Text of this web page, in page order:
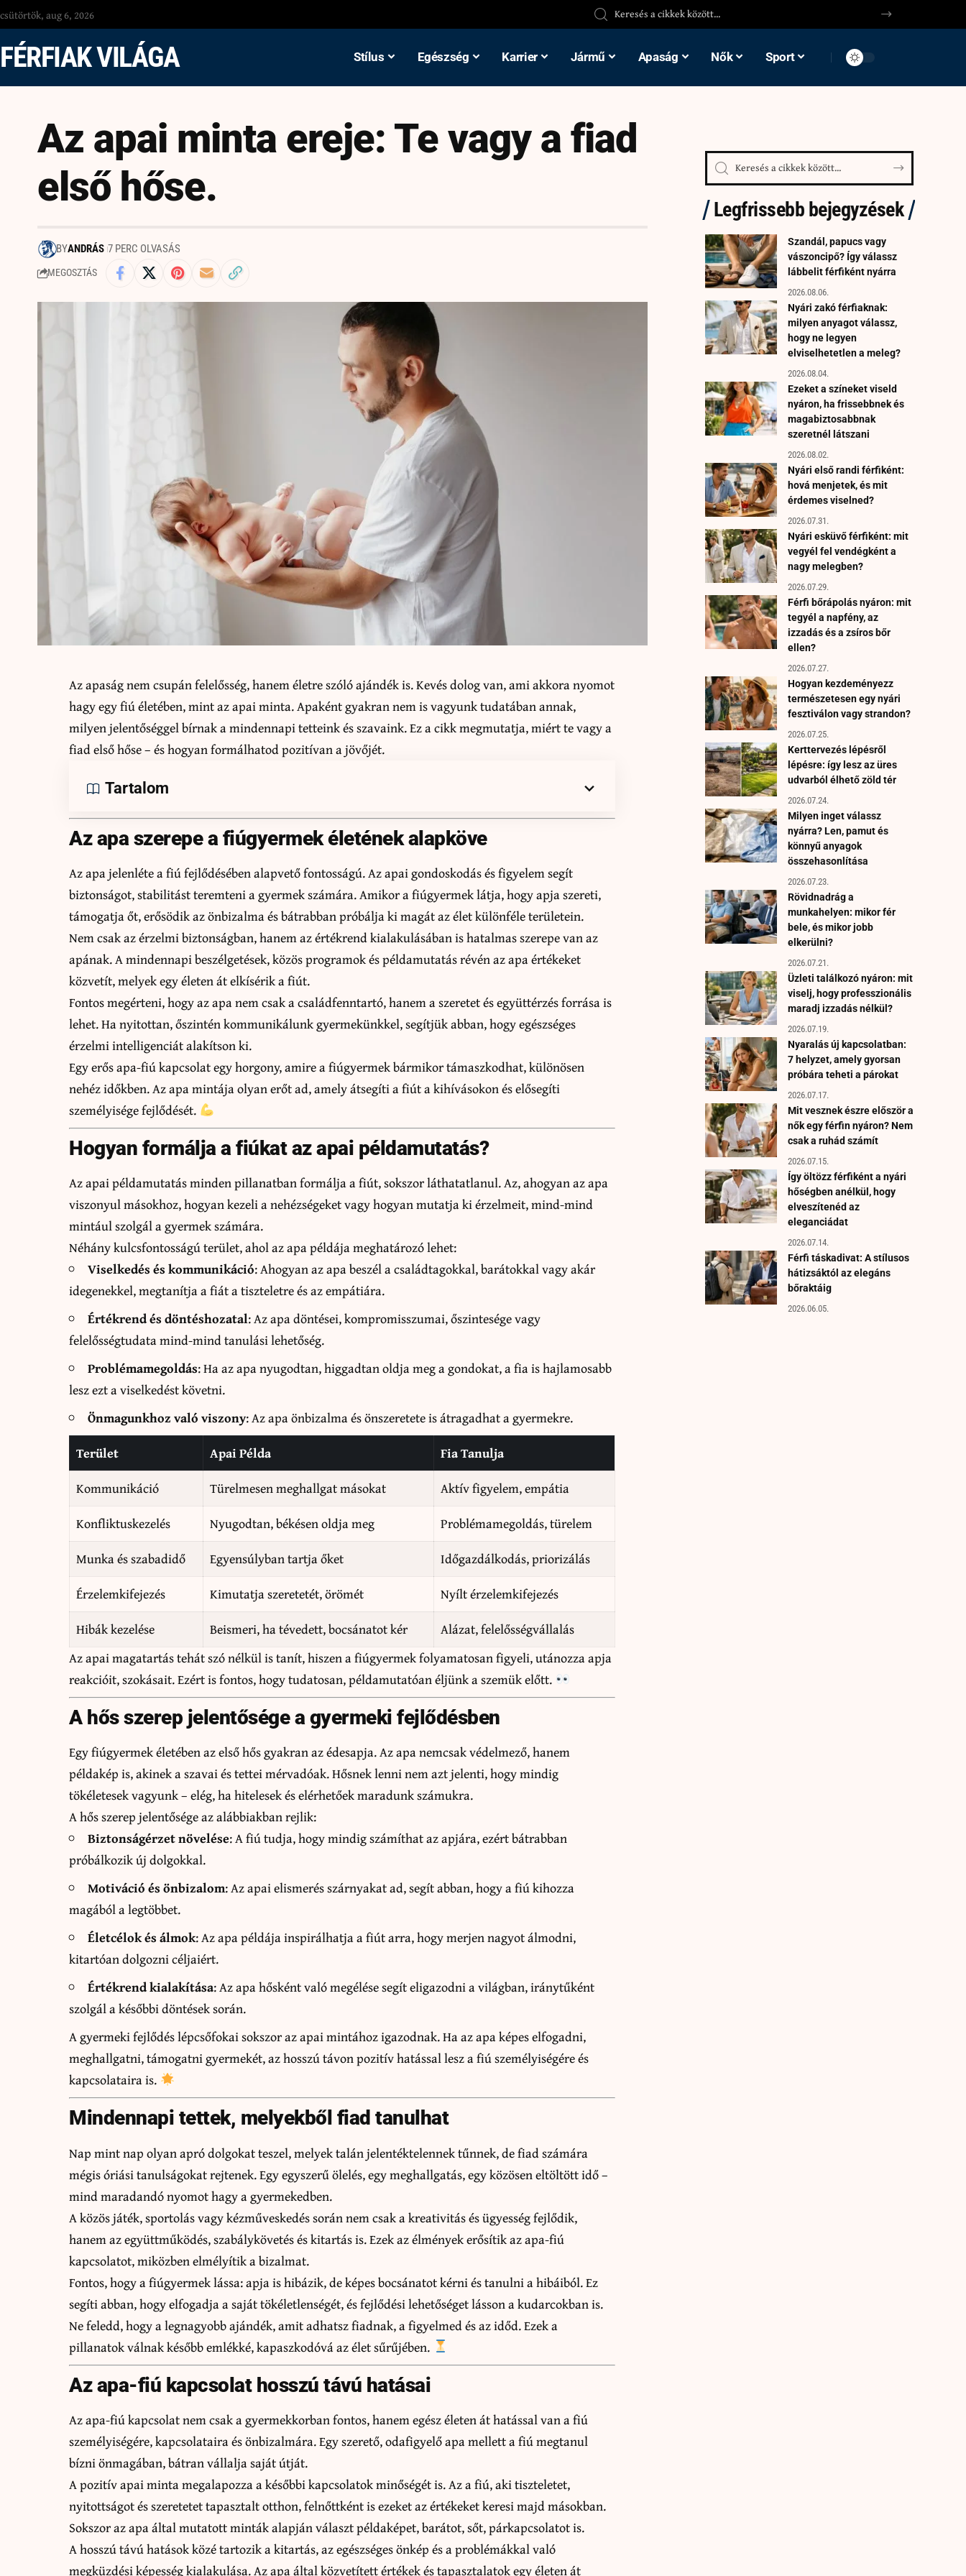
csütörtök, aug 6, 2026
FÉRFIAK VILÁGA Stílus Egészség Karrier Jármű Apaság Nők Sport
Az apai minta ereje: Te vagy a fiad
első hőse.
BYANDRÁS 7 PERC OLVASÁS
MEGOSZTÁS
Az apaság nem csupán felelősség, hanem életre szóló ajándék is. Kevés dolog van, ami akkora nyomot
hagy egy fiú életében, mint az apai minta. Apaként gyakran nem is vagyunk tudatában annak,
milyen jelentőséggel bírnak a mindennapi tetteink és szavaink. Ez a cikk megmutatja, miért te vagy a
fiad első hőse – és hogyan formálhatod pozitívan a jövőjét.
Tartalom
Az apa szerepe a fiúgyermek életének alapköve
Az apa jelenléte a fiú fejlődésében alapvető fontosságú. Az apai gondoskodás és figyelem segít
biztonságot, stabilitást teremteni a gyermek számára. Amikor a fiúgyermek látja, hogy apja szereti,
támogatja őt, erősödik az önbizalma és bátrabban próbálja ki magát az élet különféle területein.
Nem csak az érzelmi biztonságban, hanem az értékrend kialakulásában is hatalmas szerepe van az
apának. A mindennapi beszélgetések, közös programok és példamutatás révén az apa értékeket
közvetít, melyek egy életen át elkísérik a fiút.
Fontos megérteni, hogy az apa nem csak a családfenntartó, hanem a szeretet és együttérzés forrása is
lehet. Ha nyitottan, őszintén kommunikálunk gyermekünkkel, segítjük abban, hogy egészséges
érzelmi intelligenciát alakítson ki.
Egy erős apa-fiú kapcsolat egy horgony, amire a fiúgyermek bármikor támaszkodhat, különösen
nehéz időkben. Az apa mintája olyan erőt ad, amely átsegíti a fiút a kihívásokon és elősegíti
személyisége fejlődését.
Hogyan formálja a fiúkat az apai példamutatás?
Az apai példamutatás minden pillanatban formálja a fiút, sokszor láthatatlanul. Az, ahogyan az apa
viszonyul másokhoz, hogyan kezeli a nehézségeket vagy hogyan mutatja ki érzelmeit, mind-mind
mintául szolgál a gyermek számára.
Néhány kulcsfontosságú terület, ahol az apa példája meghatározó lehet:
Viselkedés és kommunikáció: Ahogyan az apa beszél a családtagokkal, barátokkal vagy akár
idegenekkel, megtanítja a fiát a tiszteletre és az empátiára.
Értékrend és döntéshozatal: Az apa döntései, kompromisszumai, őszintesége vagy
felelősségtudata mind-mind tanulási lehetőség.
Problémamegoldás: Ha az apa nyugodtan, higgadtan oldja meg a gondokat, a fia is hajlamosabb
lesz ezt a viselkedést követni.
Önmagunkhoz való viszony: Az apa önbizalma és önszeretete is átragadhat a gyermekre.
Terület
Apai Példa
Fia Tanulja
Kommunikáció
Türelmesen meghallgat másokat
Aktív figyelem, empátia
Konfliktuskezelés
Nyugodtan, békésen oldja meg
Problémamegoldás, türelem
Munka és szabadidő
Egyensúlyban tartja őket
Időgazdálkodás, priorizálás
Érzelemkifejezés
Kimutatja szeretetét, örömét
Nyílt érzelemkifejezés
Hibák kezelése
Beismeri, ha tévedett, bocsánatot kér
Alázat, felelősségvállalás
Az apai magatartás tehát szó nélkül is tanít, hiszen a fiúgyermek folyamatosan figyeli, utánozza apja
reakcióit, szokásait. Ezért is fontos, hogy tudatosan, példamutatóan éljünk a szemük előtt.
A hős szerep jelentősége a gyermeki fejlődésben
Egy fiúgyermek életében az első hős gyakran az édesapja. Az apa nemcsak védelmező, hanem
példakép is, akinek a szavai és tettei mérvadóak. Hősnek lenni nem azt jelenti, hogy mindig
tökéletesek vagyunk – elég, ha hitelesek és elérhetőek maradunk számukra.
A hős szerep jelentősége az alábbiakban rejlik:
Biztonságérzet növelése: A fiú tudja, hogy mindig számíthat az apjára, ezért bátrabban
próbálkozik új dolgokkal.
Motiváció és önbizalom: Az apai elismerés szárnyakat ad, segít abban, hogy a fiú kihozza
magából a legtöbbet.
Életcélok és álmok: Az apa példája inspirálhatja a fiút arra, hogy merjen nagyot álmodni,
kitartóan dolgozni céljaiért.
Értékrend kialakítása: Az apa hősként való megélése segít eligazodni a világban, iránytűként
szolgál a későbbi döntések során.
A gyermeki fejlődés lépcsőfokai sokszor az apai mintához igazodnak. Ha az apa képes elfogadni,
meghallgatni, támogatni gyermekét, az hosszú távon pozitív hatással lesz a fiú személyiségére és
kapcsolataira is.
Mindennapi tettek, melyekből fiad tanulhat
Nap mint nap olyan apró dolgokat teszel, melyek talán jelentéktelennek tűnnek, de fiad számára
mégis óriási tanulságokat rejtenek. Egy egyszerű ölelés, egy meghallgatás, egy közösen eltöltött idő –
mind maradandó nyomot hagy a gyermekedben.
A közös játék, sportolás vagy kézműveskedés során nem csak a kreativitás és ügyesség fejlődik,
hanem az együttműködés, szabálykövetés és kitartás is. Ezek az élmények erősítik az apa-fiú
kapcsolatot, miközben elmélyítik a bizalmat.
Fontos, hogy a fiúgyermek lássa: apja is hibázik, de képes bocsánatot kérni és tanulni a hibáiból. Ez
segíti abban, hogy elfogadja a saját tökéletlenségét, és fejlődési lehetőséget lásson a kudarcokban is.
Ne feledd, hogy a legnagyobb ajándék, amit adhatsz fiadnak, a figyelmed és az időd. Ezek a
pillanatok válnak később emlékké, kapaszkodóvá az élet sűrűjében.
Az apa-fiú kapcsolat hosszú távú hatásai
Az apa-fiú kapcsolat nem csak a gyermekkorban fontos, hanem egész életen át hatással van a fiú
személyiségére, kapcsolataira és önbizalmára. Egy szerető, odafigyelő apa mellett a fiú megtanul
bízni önmagában, bátran vállalja saját útját.
A pozitív apai minta megalapozza a későbbi kapcsolatok minőségét is. Az a fiú, aki tiszteletet,
nyitottságot és szeretetet tapasztalt otthon, felnőttként is ezeket az értékeket keresi majd másokban.
Sokszor az apa által mutatott minták alapján választ példaképet, barátot, sőt, párkapcsolatot is.
A hosszú távú hatások közé tartozik a kitartás, az egészséges önkép és a problémákkal való
megküzdési képesség kialakulása. Az apa által közvetített értékek és tapasztalatok egy életen át
Legfrissebb bejegyzések
Szandál, papucs vagy
vászoncipő? Így válassz
lábbelit férfiként nyárra
2026.08.06.
Nyári zakó férfiaknak:
milyen anyagot válassz,
hogy ne legyen
elviselhetetlen a meleg?
2026.08.04.
Ezeket a színeket viseld
nyáron, ha frissebbnek és
magabiztosabbnak
szeretnél látszani
2026.08.02.
Nyári első randi férfiként:
hová menjetek, és mit
érdemes viselned?
2026.07.31.
Nyári esküvő férfiként: mit
vegyél fel vendégként a
nagy melegben?
2026.07.29.
Férfi bőrápolás nyáron: mit
tegyél a napfény, az
izzadás és a zsíros bőr
ellen?
2026.07.27.
Hogyan kezdeményezz
természetesen egy nyári
fesztiválon vagy strandon?
2026.07.25.
Kerttervezés lépésről
lépésre: így lesz az üres
udvarból élhető zöld tér
2026.07.24.
Milyen inget válassz
nyárra? Len, pamut és
könnyű anyagok
összehasonlítása
2026.07.23.
Rövidnadrág a
munkahelyen: mikor fér
bele, és mikor jobb
elkerülni?
2026.07.21.
Üzleti találkozó nyáron: mit
viselj, hogy professzionális
maradj izzadás nélkül?
2026.07.19.
Nyaralás új kapcsolatban:
7 helyzet, amely gyorsan
próbára teheti a párokat
2026.07.17.
Mit vesznek észre először a
nők egy férfin nyáron? Nem
csak a ruhád számít
2026.07.15.
Így öltözz férfiként a nyári
hőségben anélkül, hogy
elveszítenéd az
eleganciádat
2026.07.14.
Férfi táskadivat: A stílusos
hátizsáktól az elegáns
bőraktáig
2026.06.05.